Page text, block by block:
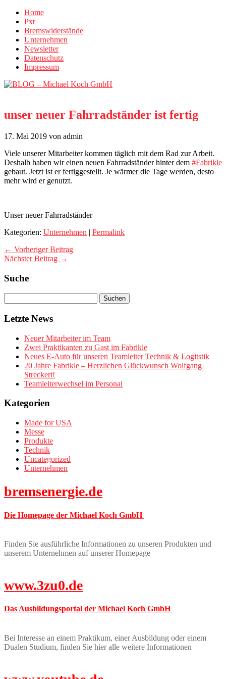
Home
Pxt
Bremswiderstände
Unternehmen
Newsletter
Datenschutz
Impressum
unser neuer Fahrradständer ist fertig
17. Mai 2019 von admin
Viele unserer Mitarbeiter kommen täglich mit dem Rad zur Arbeit.
Deshalb haben wir einen neuen Fahrradständer hinter dem #Fabrikle
gebaut. Jetzt ist er fertiggestellt. Je wärmer die Tage werden, desto
mehr wird er genutzt.
Unser neuer Fahrradständer
Kategorien: Unternehmen | Permalink
← Vorheriger Beitrag
Nächster Beitrag →
Suche
Letzte News
Neuer Mitarbeiter im Team
Zwei Praktikanten zu Gast im Fabrikle
Neues E-Auto für unseren Teamleiter Technik & Logitstik
20 Jahre Fabrikle – Herzlichen Glückwunsch Wolfgang
Streckert!
Teamleiterwechsel im Personal
Kategorien
Made for USA
Messe
Produkte
Technik
Uncategorized
Unternehmen
bremsenergie.de
Die Homepage der Michael Koch GmbH
Finden Sie ausführliche Informationen zu unseren Produkten und
unserem Unternehmen auf unserer Homepage
www.3zu0.de
Das Ausbildungsportal der Michael Koch GmbH
Bei Interesse an einem Praktikum, einer Ausbildung oder einem
Dualen Studium, finden Sie hier alle weitere Informationen